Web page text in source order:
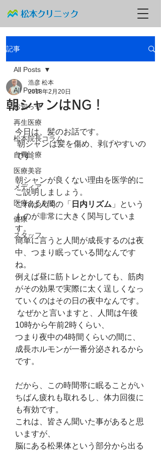
記事
All Posts
お知らせ
再生医療
松本院長コラム
自費診療
医療美容
メディア
医療あるある
健康
スタッフ
All Posts
朝シャンはNG！
浩彦 松本
2018年2月20日
今日は、髪のお話です。
朝シャンは髪を傷め、剥げやすいの
です。
朝シャンが良くない理由を医学的に
ご説明しましょう。
これは人間の「 日内リズム 」という
ものが非常に大きく関与していま
す。
簡単に言うと人間が成長するのは夜
中、つまり眠っている間なんです
ね。
例えば昼に筋トレとかしても、筋肉
がその効果で実際に太く逞しくなっ
ていくのはその日の夜中なんです。
10時から午前2時くらい、
つまり夜中の4時間くらいの間に、
成長ホルモンが一番分泌されるから
です。
だから、この時間帯に眠ることがい
ちばん疲れも取れるし、体力回復に
も有効です。
これは、皆さん聞いた事があると思
いますが、
脳にある松果体という部分から出る